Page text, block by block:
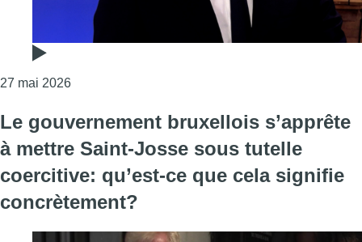
27 mai 2026Consulter l'article "Saint-Josse placée sous tutelle
Le gouvernement bruxellois s’apprête
à mettre Saint-Josse sous tutelle
coercitive: qu’est-ce que cela signifie
concrètement?